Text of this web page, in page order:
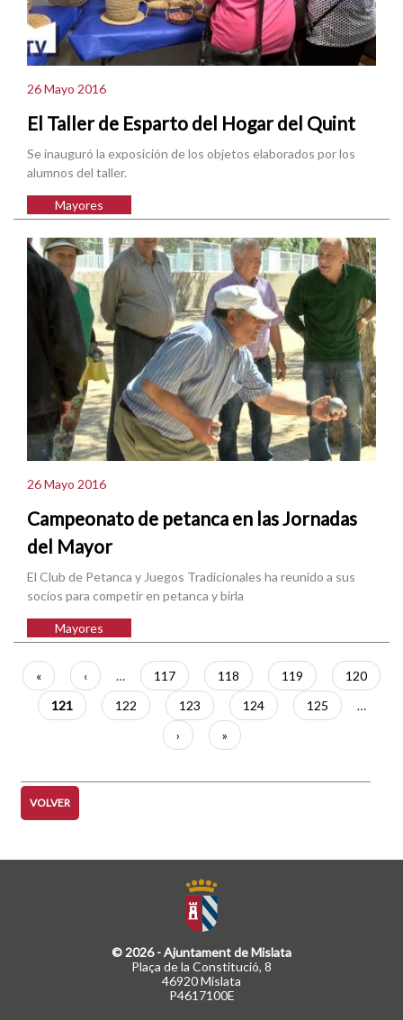
26 Mayo 2016
El Taller de Esparto del Hogar del Quint
Se inauguró la exposición de los objetos elaborados por los
alumnos del taller.
Mayores
26 Mayo 2016
Campeonato de petanca en las Jornadas
del Mayor
El Club de Petanca y Juegos Tradicionales ha reunido a sus
socios para competir en petanca y birla
Mayores
Paginación
Primera
página
«
Página
anterior
‹ … Página
117 Página
118 Página
119 Página
120
Página
actual
121 Página
122 Página
123 Página
124 Página
125
…
Siguiente
página
›
Última
página
»
VOLVER
© 2026 - Ajuntament de Mislata
Plaça de la Constitució, 8
46920 Mislata
P4617100E